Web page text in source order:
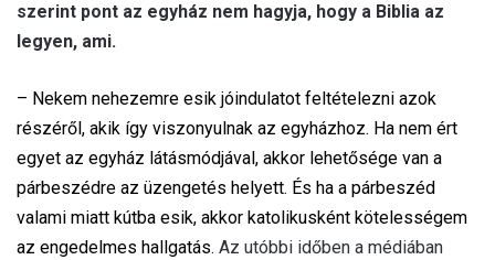
szerint pont az egyház nem hagyja, hogy a Biblia az
legyen, ami.
– Nekem nehezemre esik jóindulatot feltételezni azok
részéről, akik így viszonyulnak az egyházhoz. Ha nem ért
egyet az egyház látásmódjával, akkor lehetősége van a
párbeszédre az üzengetés helyett. És ha a párbeszéd
valami miatt kútba esik, akkor katolikusként kötelességem
az engedelmes hallgatás. Az utóbbi időben a médiában